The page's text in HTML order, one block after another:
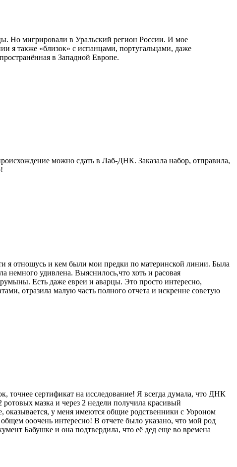
Но мигрировали в Уральский регион России. И мое
я также «близок» с испанцами, португальцами, даже
в Западной Европе.
можно сдать в Лаб-ДНК. Заказала набор, отправила,
я отношусь и кем были мои предки по материнской линии. Была
немного удивлена. Выяснилось,что хоть и расовая
Есть даже евреи и аварцы. Это просто интересно,
отразила малую часть полного отчета и искренне советую
точнее сертификат на исследование! Я всегда думала, что ДНК
мазка и через 2 недели получила красивый
у меня имеются общие родственники с Уороном
ооочень интересно! В отчете было указано, что мой род
Бабушке и она подтвердила, что её дед еще во времена